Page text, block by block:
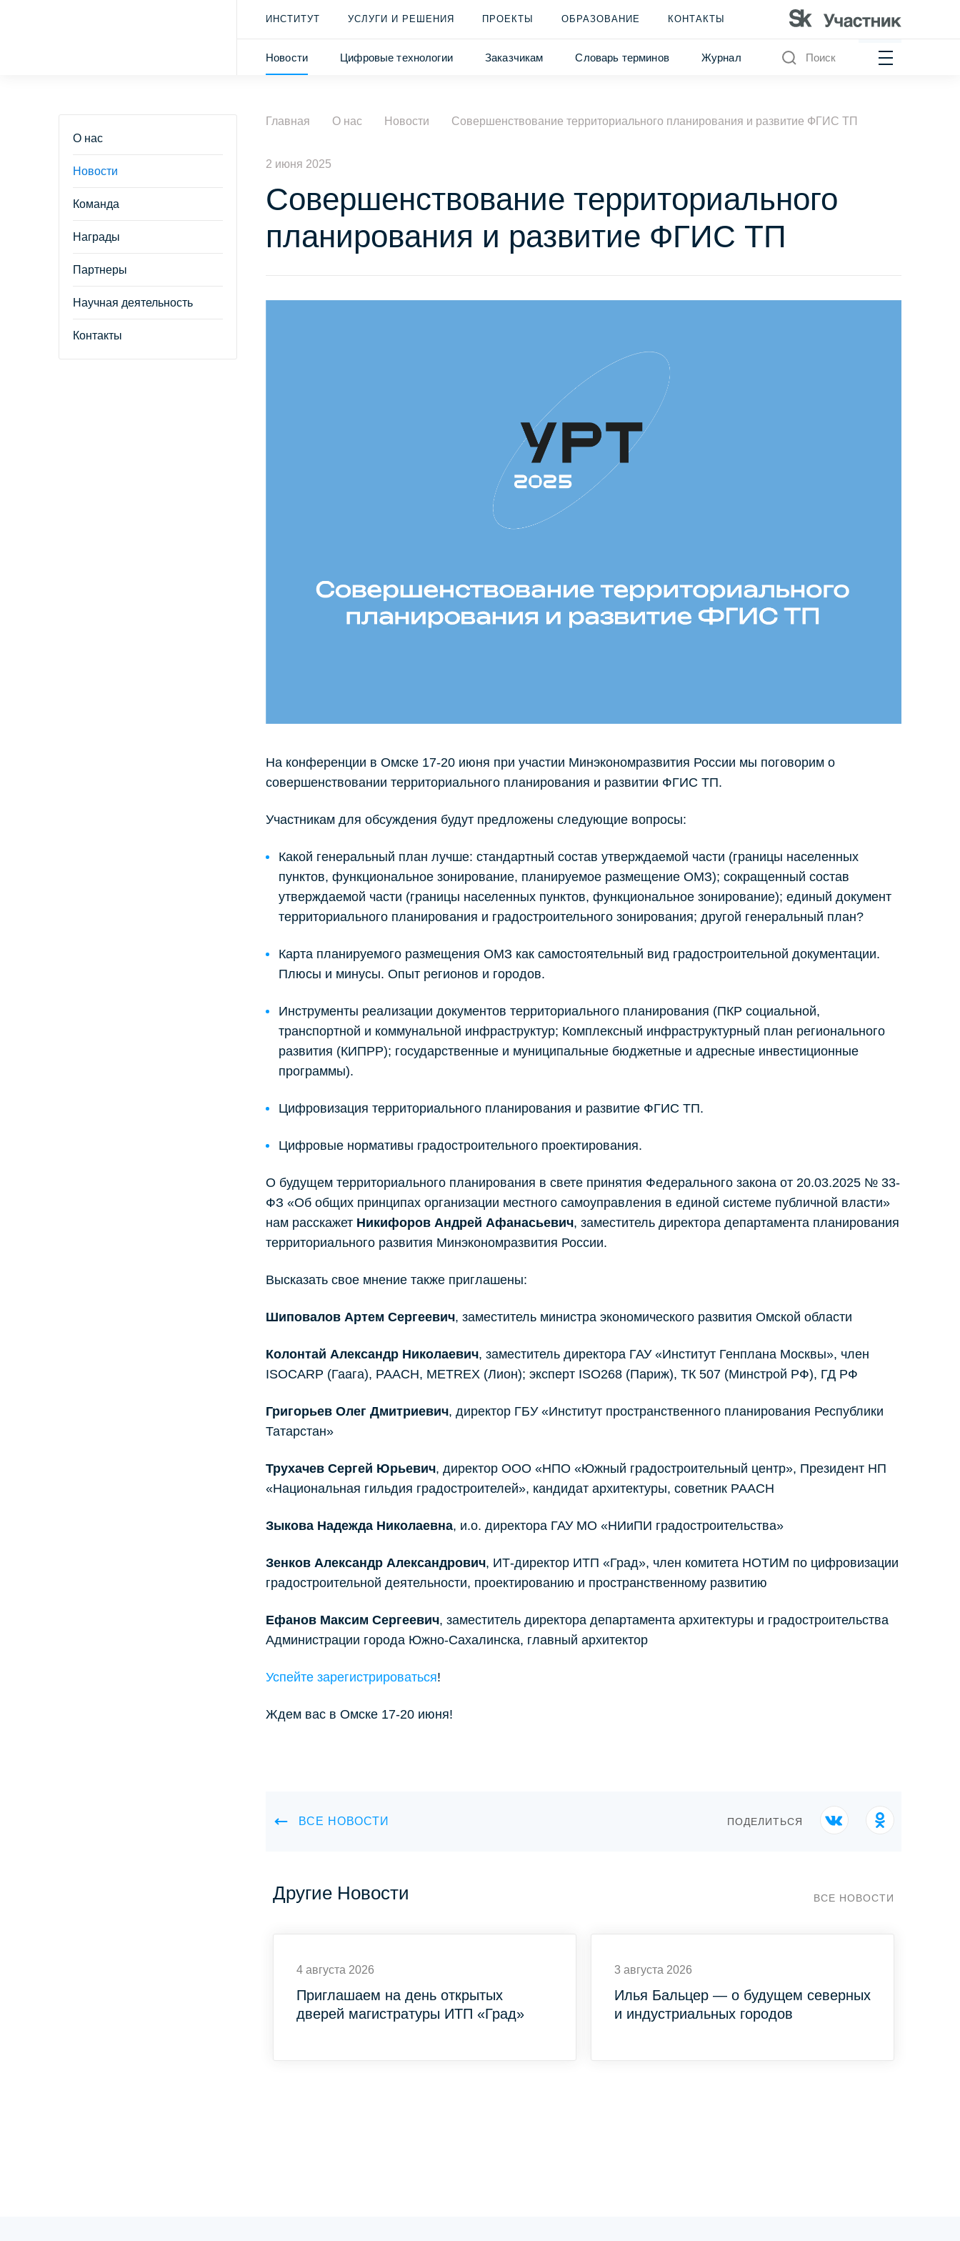
ИНСТИТУТ УСЛУГИ И РЕШЕНИЯ ПРОЕКТЫ ОБРАЗОВАНИЕ КОНТАКТЫ
Новости Цифровые технологии Заказчикам Словарь терминов Журнал Поиск
О нас
Новости
Команда
Награды
Партнеры
Научная деятельность
Контакты
Главная О нас Новости Совершенствование территориального планирования и развитие ФГИС ТП
2 июня 2025
Совершенствование территориального
планирования и развитие ФГИС ТП
На конференции в Омске 17-20 июня при участии Минэкономразвития России мы поговорим о
совершенствовании территориального планирования и развитии ФГИС ТП.
Участникам для обсуждения будут предложены следующие вопросы:
Какой генеральный план лучше: стандартный состав утверждаемой части (границы населенных
пунктов, функциональное зонирование, планируемое размещение ОМЗ); сокращенный состав
утверждаемой части (границы населенных пунктов, функциональное зонирование); единый документ
территориального планирования и градостроительного зонирования; другой генеральный план?
Карта планируемого размещения ОМЗ как самостоятельный вид градостроительной документации.
Плюсы и минусы. Опыт регионов и городов.
Инструменты реализации документов территориального планирования (ПКР социальной,
транспортной и коммунальной инфраструктур; Комплексный инфраструктурный план регионального
развития (КИПРР); государственные и муниципальные бюджетные и адресные инвестиционные
программы).
Цифровизация территориального планирования и развитие ФГИС ТП.
Цифровые нормативы градостроительного проектирования.
О будущем территориального планирования в свете принятия Федерального закона от 20.03.2025 № 33-
ФЗ «Об общих принципах организации местного самоуправления в единой системе публичной власти»
нам расскажет Никифоров Андрей Афанасьевич, заместитель директора департамента планирования
территориального развития Минэкономразвития России.
Высказать свое мнение также приглашены:
Шиповалов Артем Сергеевич, заместитель министра экономического развития Омской области
Колонтай Александр Николаевич, заместитель директора ГАУ «Институт Генплана Москвы», член
ISOCARP (Гаага), РААСН, METREX (Лион); эксперт ISO268 (Париж), ТК 507 (Минстрой РФ), ГД РФ
Григорьев Олег Дмитриевич, директор ГБУ «Институт пространственного планирования Республики
Татарстан»
Трухачев Сергей Юрьевич, директор ООО «НПО «Южный градостроительный центр», Президент НП
«Национальная гильдия градостроителей», кандидат архитектуры, советник РААСН
Зыкова Надежда Николаевна, и.о. директора ГАУ МО «НИиПИ градостроительства»
Зенков Александр Александрович, ИТ-директор ИТП «Град», член комитета НОТИМ по цифровизации
градостроительной деятельности, проектированию и пространственному развитию
Ефанов Максим Сергеевич, заместитель директора департамента архитектуры и градостроительства
Администрации города Южно-Сахалинска, главный архитектор
Успейте зарегистрироваться!
Ждем вас в Омске 17-20 июня!
ВСЕ НОВОСТИ ПОДЕЛИТЬСЯ
Другие Новости ВСЕ НОВОСТИ
4 августа 2026
Приглашаем на день открытых
дверей магистратуры ИТП «Град»
3 августа 2026
Илья Бальцер — о будущем северных
и индустриальных городов